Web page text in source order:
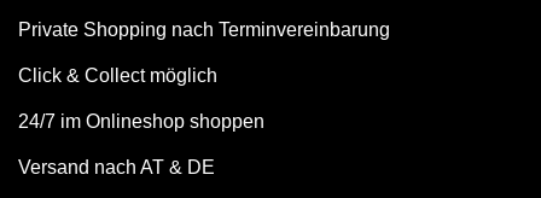
Private Shopping nach Terminvereinbarung
Click & Collect möglich
24/7 im Onlineshop shoppen
Versand nach AT & DE